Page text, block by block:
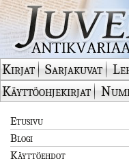
Kirjat Sarjakuvat
Käyttöohjekirjat
Etusivu
Blogi
Käyttöehdot